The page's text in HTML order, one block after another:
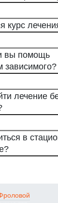
курс
вы помощь
зависимого?
лечение
в